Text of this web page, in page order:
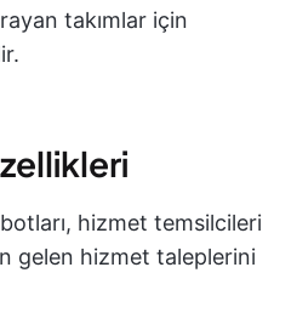
takımlar için
hizmet temsilcileri
gelen hizmet taleplerini